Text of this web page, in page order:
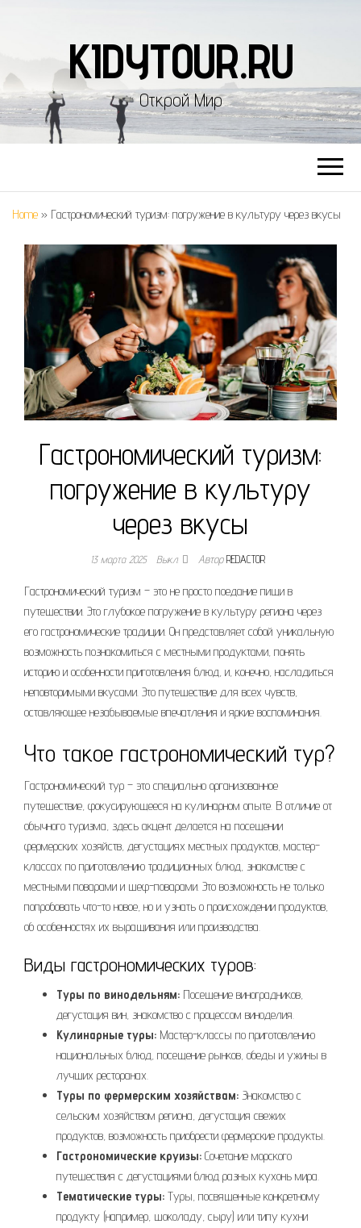
KIDYTOUR.RU
Открой Мир
Home » Гастрономический туризм: погружение в культуру через вкусы
Гастрономический туризм:
погружение в культуру
через вкусы
13 марта 2025 Выкл. АвторREDACTOR
Гастрономический туризм – это не просто поедание пищи в
путешествии. Это глубокое погружение в культуру региона через
его гастрономические традиции. Он представляет собой уникальную
возможность познакомиться с местными продуктами, понять
историю и особенности приготовления блюд, и, конечно, насладиться
неповторимыми вкусами. Это путешествие для всех чувств,
оставляющее незабываемые впечатления и яркие воспоминания.
Что такое гастрономический тур?
Гастрономический тур – это специально организованное
путешествие, фокусирующееся на кулинарном опыте. В отличие от
обычного туризма, здесь акцент делается на посещении
фермерских хозяйств, дегустациях местных продуктов, мастер-
классах по приготовлению традиционных блюд, знакомстве с
местными поварами и шеф-поварами. Это возможность не только
попробовать что-то новое, но и узнать о происхождении продуктов,
об особенностях их выращивания или производства.
Виды гастрономических туров:
Туры по винодельням: Посещение виноградников,
дегустация вин, знакомство с процессом виноделия.
Кулинарные туры: Мастер-классы по приготовлению
национальных блюд, посещение рынков, обеды и ужины в
лучших ресторанах.
Туры по фермерским хозяйствам: Знакомство с
сельским хозяйством региона, дегустация свежих
продуктов, возможность приобрести фермерские продукты.
Гастрономические круизы: Сочетание морского
путешествия с дегустациями блюд разных кухонь мира.
Тематические туры: Туры, посвященные конкретному
продукту (например, шоколаду, сыру) или типу кухни